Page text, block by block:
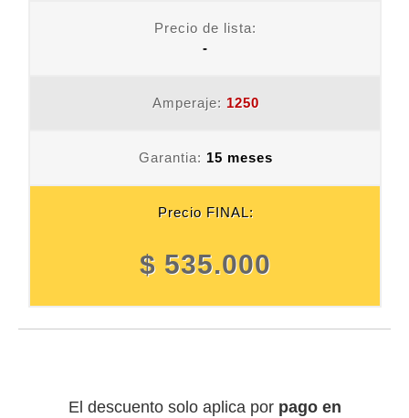
Precio de lista:
-
Amperaje: 1250
Garantia: 15 meses
Precio FINAL:
$ 535.000
El descuento solo aplica por pago en